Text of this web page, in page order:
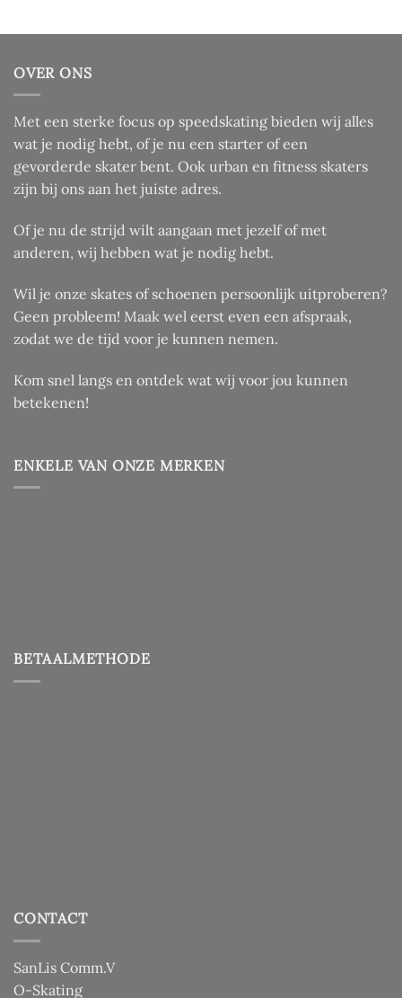
OVER ONS
Met een sterke focus op speedskating bieden wij alles
wat je nodig hebt, of je nu een starter of een
gevorderde skater bent. Ook urban en fitness skaters
zijn bij ons aan het juiste adres.
Of je nu de strijd wilt aangaan met jezelf of met
anderen, wij hebben wat je nodig hebt.
Wil je onze skates of schoenen persoonlijk uitproberen?
Geen probleem! Maak wel eerst even een afspraak,
zodat we de tijd voor je kunnen nemen.
Kom snel langs en ontdek wat wij voor jou kunnen
betekenen!
ENKELE VAN ONZE MERKEN
BETAALMETHODE
CONTACT
SanLis Comm.V
O-Skating